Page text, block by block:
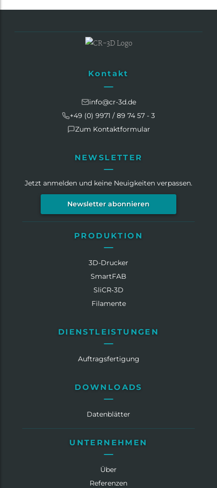
Kontakt
info@cr-3d.de
+49 (0) 9971 / 89 74 57 - 3
Zum Kontaktformular
NEWSLETTER
Jetzt anmelden und keine Neuigkeiten verpassen.
Newsletter abonnieren
PRODUKTION
3D-Drucker
SmartFAB
SliCR‑3D
Filamente
DIENSTLEISTUNGEN
Auftragsfertigung
DOWNLOADS
Datenblätter
UNTERNEHMEN
Über
Referenzen